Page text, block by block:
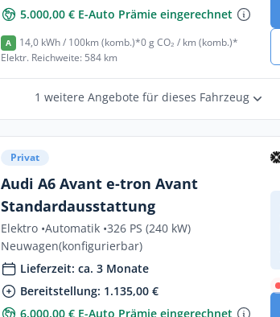
5.000,00 € E-Auto Prämie eingerechnet
A 14,0 kWh / 100km (komb.)*0 g CO₂ / km (komb.)*
Elektr. Reichweite: 584 km
1 weitere Angebote für dieses Fahrzeug
Privat
Audi A6 Avant e-tron Avant
Standardausstattung
Elektro •Automatik •326 PS (240 kW)
Neuwagen(konfigurierbar)
Lieferzeit: ca. 3 Monate
Bereitstellung: 1.135,00 €
6.000,00 € E-Auto Prämie eingerechnet